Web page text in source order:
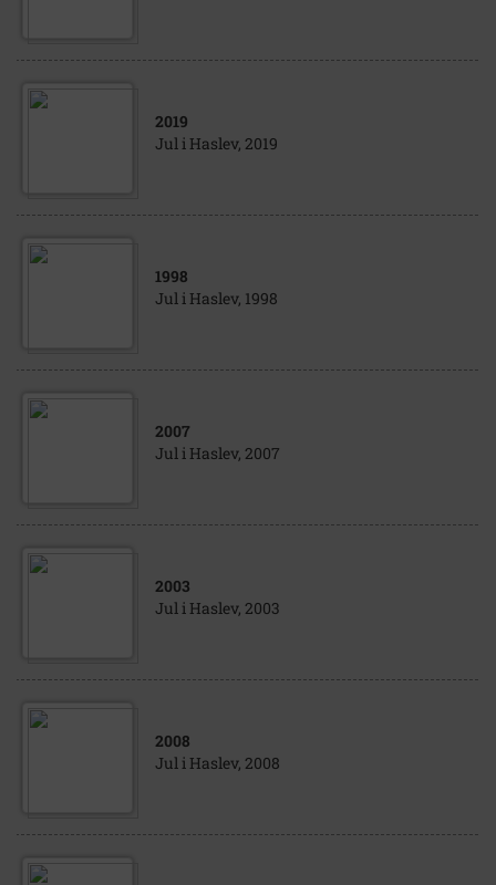
2019
Jul i Haslev, 2019
1998
Jul i Haslev, 1998
2007
Jul i Haslev, 2007
2003
Jul i Haslev, 2003
2008
Jul i Haslev, 2008